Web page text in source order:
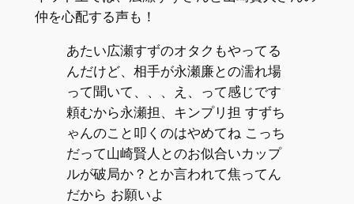
仲を心配する声も！
あたい広瀬すずのオタクもやってる
んだけど、相手が永瀬廉との濡れ場
って聞いて、、、え、って感じです
頼むから永瀬担、キンプリ担 すずち
ゃんのこと叩くのはやめてね こっち
だって山崎賢人とのお似合いカップ
ルが破局か？とか言われて焦ってん
だから お願いよ